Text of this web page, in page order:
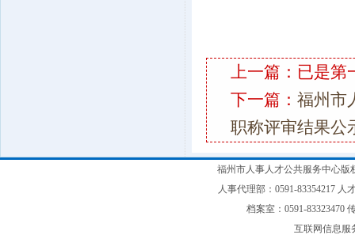
上一篇：已是第
下一篇： 福州市
职称评审结果公
福州市人事人才公共服务中心版
人事代理部：0591-83354217 人
档案室：0591-83323470
互联网信息服